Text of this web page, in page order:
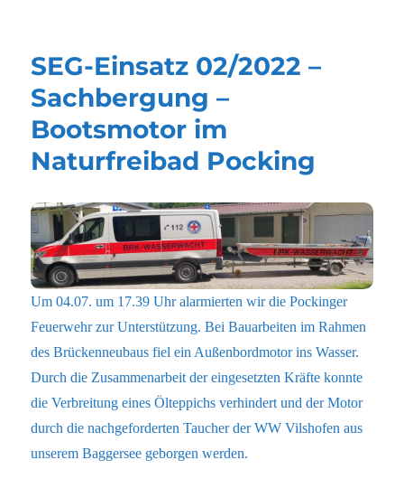
SEG-Einsatz 02/2022 –
Sachbergung –
Bootsmotor im
Naturfreibad Pocking
Um 04.07. um 17.39 Uhr alarmierten wir die Pockinger
Feuerwehr zur Unterstützung. Bei Bauarbeiten im Rahmen
des Brückenneubaus fiel ein Außenbordmotor ins Wasser.
Durch die Zusammenarbeit der eingesetzten Kräfte konnte
die Verbreitung eines Ölteppichs verhindert und der Motor
durch die nachgeforderten Taucher der WW Vilshofen aus
unserem Baggersee geborgen werden.